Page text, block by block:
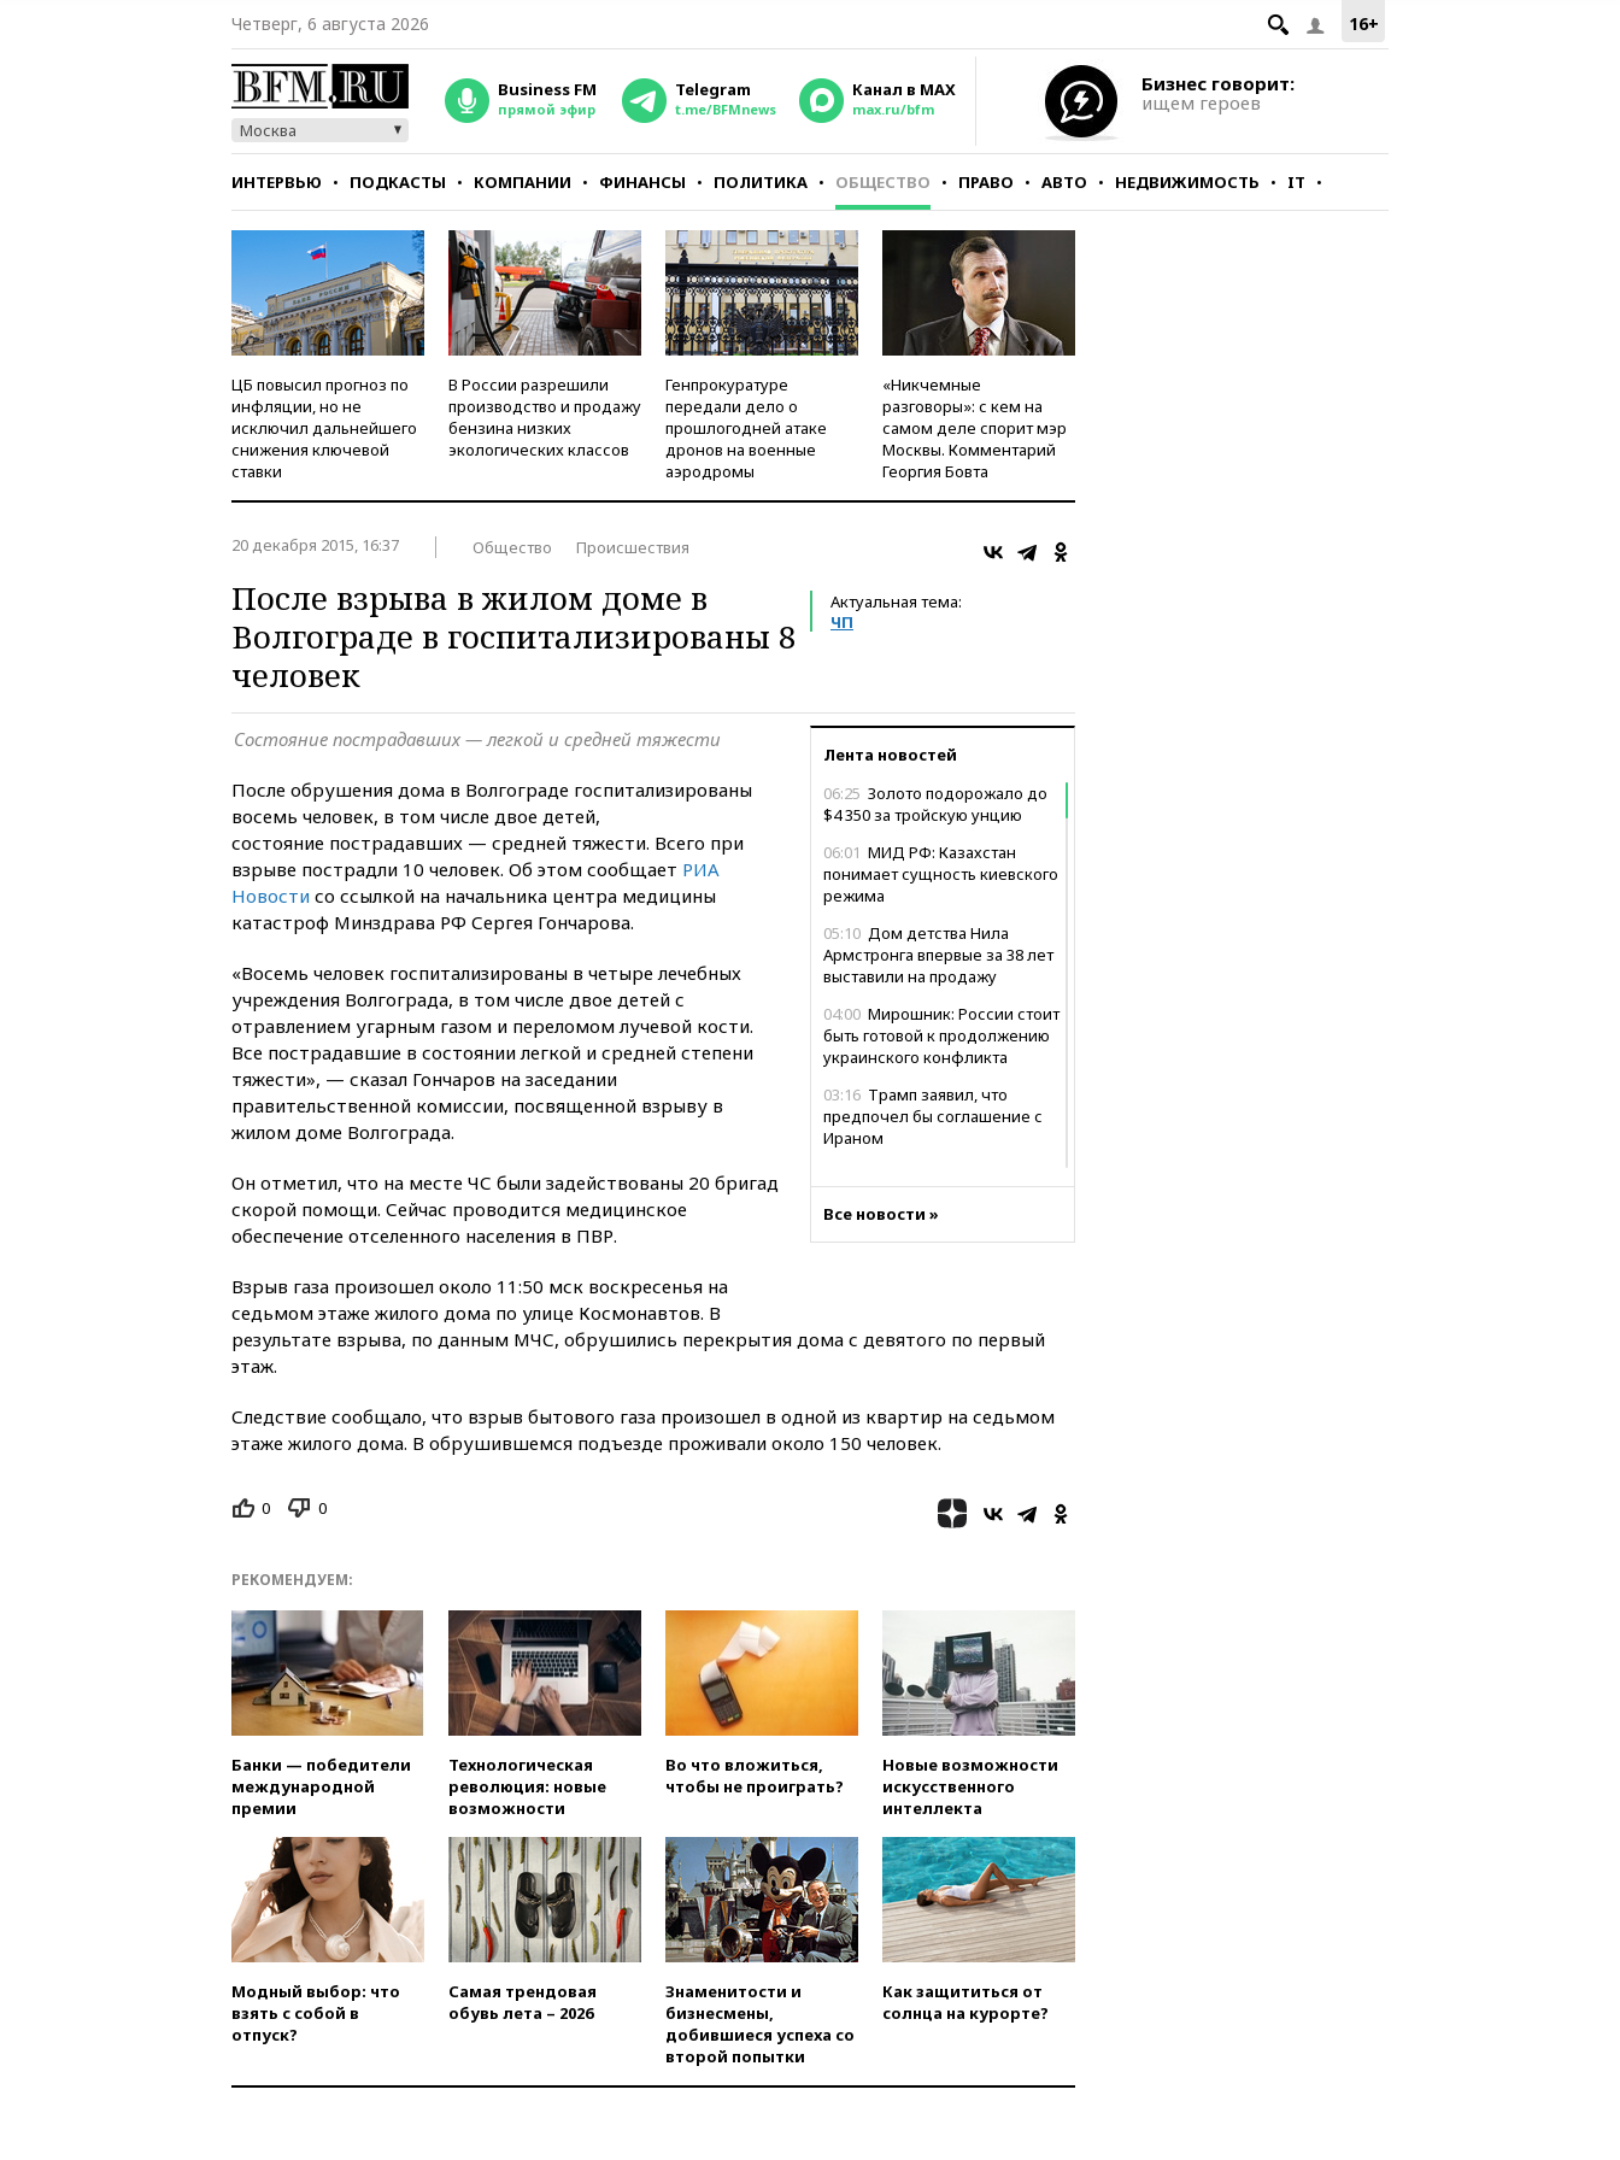
16+
Четверг, 6 августа 2026
Москва
Business FM
прямой эфир
Telegram
t.me/BFMnews
Канал в MAX
max.ru/bfm
Бизнес говорит:
ищем героев
ИНТЕРВЬЮ ПОДКАСТЫ КОМПАНИИ ФИНАНСЫ ПОЛИТИКА ОБЩЕСТВО ПРАВО АВТО НЕДВИЖИМОСТЬ IT
СТИЛЬ ТЕСТЫ
ЦБ повысил прогноз по
инфляции, но не
исключил дальнейшего
снижения ключевой
ставки
В России разрешили
производство и продажу
бензина низких
экологических классов
Генпрокуратуре
передали дело о
прошлогодней атаке
дронов на военные
аэродромы
«Никчемные
разговоры»: с кем на
самом деле спорит мэр
Москвы. Комментарий
Георгия Бовта
20 декабря 2015, 16:37 Общество Происшествия
Актуальная тема:
ЧП
После взрыва в жилом доме в
Волгограде в госпитализированы 8
человек
Лента новостей
06:25 Золото подорожало до
$4 350 за тройскую унцию
06:01 МИД РФ: Казахстан
понимает сущность киевского
режима
05:10 Дом детства Нила
Армстронга впервые за 38 лет
выставили на продажу
04:00 Мирошник: России стоит
быть готовой к продолжению
украинского конфликта
03:16 Трамп заявил, что
предпочел бы соглашение с
Ираном
области все еще неизвестна
00:05 Девочка с «маской
Бэтмена» показала лицо
вчера, 23:35Российского
историка Артема Кирпиченка
«Спартак»
разгромил «Оренбург» в
вчера, 22:49Минпромторг:
банкротство «Кванта» не
означает прекращения
вчера, 22:35 Семь грузовых
Оренбургской области
вчера, 22:22Минфин: в июле
выросли нефтегазовые
доходы российского бюджета
вчера, 22:15Аксаков: ЦБ
согласовал первый стандарт
исламского банкинга
вчера, 21:43
подтвердили, что конкурс
Все новости »
Состояние пострадавших — легкой и средней тяжести
После обрушения дома в Волгограде госпитализированы
восемь человек, в том числе двое детей,
состояние пострадавших — средней тяжести. Всего при
взрыве пострадли 10 человек. Об этом сообщает РИА
Новости со ссылкой на начальника центра медицины
катастроф Минздрава РФ Сергея Гончарова.
«Восемь человек госпитализированы в четыре лечебных
учреждения Волгограда, в том числе двое детей с
отравлением угарным газом и переломом лучевой кости.
Все пострадавшие в состоянии легкой и средней степени
тяжести», — сказал Гончаров на заседании
правительственной комиссии, посвященной взрыву в
жилом доме Волгограда.
Он отметил, что на месте ЧС были задействованы 20 бригад
скорой помощи. Сейчас проводится медицинское
обеспечение отселенного населения в ПВР.
Взрыв газа произошел около 11:50 мск воскресенья на
седьмом этаже жилого дома по улице Космонавтов. В
результате взрыва, по данным МЧС, обрушились перекрытия дома с девятого по первый
этаж.
Следствие сообщало, что взрыв бытового газа произошел в одной из квартир на седьмом
этаже жилого дома. В обрушившемся подъезде проживали около 150 человек.
0 0
РЕКОМЕНДУЕМ:
Банки — победители
международной
премии
Технологическая
революция: новые
возможности
Во что вложиться,
чтобы не проиграть?
Новые возможности
искусственного
интеллекта
Модный выбор: что
взять с собой в
отпуск?
Самая трендовая
обувь лета – 2026
Знаменитости и
бизнесмены,
добившиеся успеха со
второй попытки
Как защититься от
солнца на курорте?